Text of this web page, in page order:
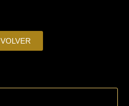
VOLVER